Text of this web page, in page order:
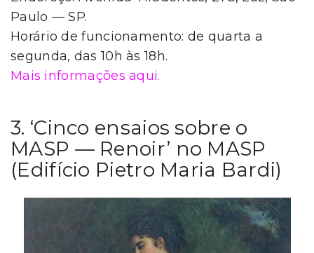
Paulo — SP.
Horário de funcionamento: de quarta a
segunda, das 10h às 18h.
Mais informações aqui.
3. ‘Cinco ensaios sobre o
MASP — Renoir’ no MASP
(Edifício Pietro Maria Bardi)